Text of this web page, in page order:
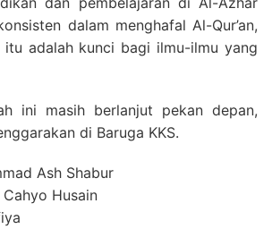
dalam menghafal Al-Qur’an,
itu adalah kunci bagi ilmu-ilmu yang
ini masih berlanjut pekan depan,
di Baruga KKS.
Ash Shabur
Husain